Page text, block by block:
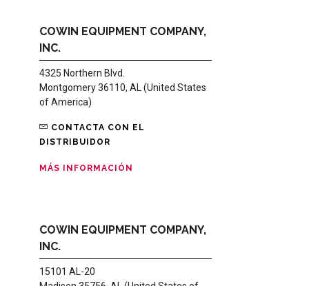
COWIN EQUIPMENT COMPANY,
INC.
4325 Northern Blvd.
Montgomery 36110, AL (United States
of America)
CONTACTA CON EL
DISTRIBUIDOR
MÁS INFORMACIÓN
COWIN EQUIPMENT COMPANY,
INC.
15101 AL-20